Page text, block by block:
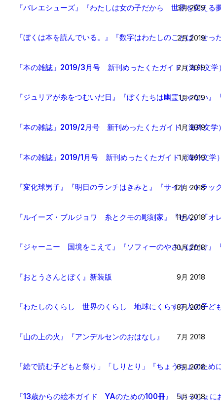
『バレエシューズ』『わたしは女の子だから 世界を変える
3月 2019
『ぼくは本を読んでいる。』『数字はわたしのことば せ
2月 2019
「本の雑誌」2019/3月号 新刊めったくたガイド（海外文学
2月 2019
『ジュリアが糸をつむいだ日』『ぼくたちは幽霊じゃない
1月 2019
「本の雑誌」2019/2月号 新刊めったくたガイド（海外文学
1月 2019
「本の雑誌」2019/1月号 新刊めったくたガイド（海外文学
1月 2019
『変化球男子』『明日のランチはきみと』『サイド・ト
12月 2018
『ルイーズ・ブルジョワ 糸とクモの彫刻家』『せん』『オ
11月 2018
『ジャーニー 国境をこえて』『ソフィーのやさいばたけ』
10月 2018
『おとうさんとぼく』新装版 9月 2018
『わたしのくらし 世界のくらし 地球にくらす７人の子ど
8月 2018
『山の上の火』『アンデルセンのおはなし』 7月 2018
「絵で読む子どもと祭り」「しりとり」『ちょうちょのた
6月 2018
『13歳からの絵本ガイド YAのための100冊』『いっしょ
5月 2018